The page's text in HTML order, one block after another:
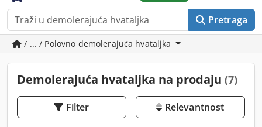
Pretraga
/ ... / Polovno demolerajuća hvataljka
Demolerajuća hvataljka na prodaju (7)
Filter Relevantnost